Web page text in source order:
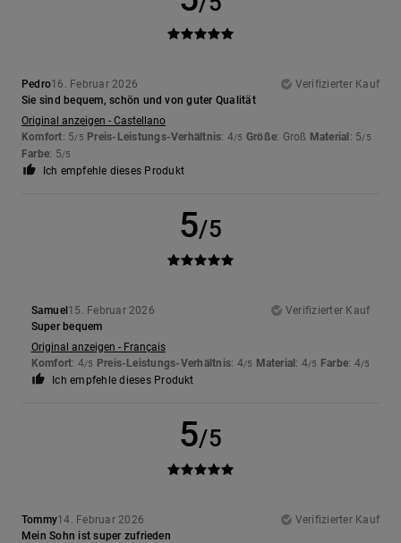
Pedro16. Februar 2026
Verifizierter Kauf
Sie sind bequem, schön und von guter Qualität
Original anzeigen - Castellano
Komfort: 5/5 Preis-Leistungs-Verhältnis: 4/5 Größe: Groß Material: 5/5
Farbe: 5/5
Ich empfehle dieses Produkt
5/5
Samuel15. Februar 2026
Verifizierter Kauf
Super bequem
Original anzeigen - Français
Komfort: 4/5 Preis-Leistungs-Verhältnis: 4/5 Material: 4/5 Farbe: 4/5
Ich empfehle dieses Produkt
5/5
Tommy14. Februar 2026
Verifizierter Kauf
Mein Sohn ist super zufrieden